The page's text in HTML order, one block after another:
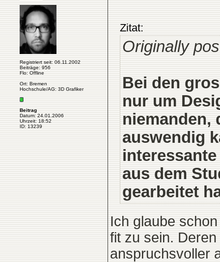
Registriert seit: 06.11.2002
Beiträge: 956
Flo: Offline
Ort: Bremen
Hochschule/AG: 3D Grafiker
Beitrag
Datum: 24.01.2006
Uhrzeit: 18:52
ID: 13239
Zitat:
Originally
Bei den
nur um
niemanden,
auswendig
aus dem
gearbeitet
Ich glaube
fit zu sein.
anspruchsvoller